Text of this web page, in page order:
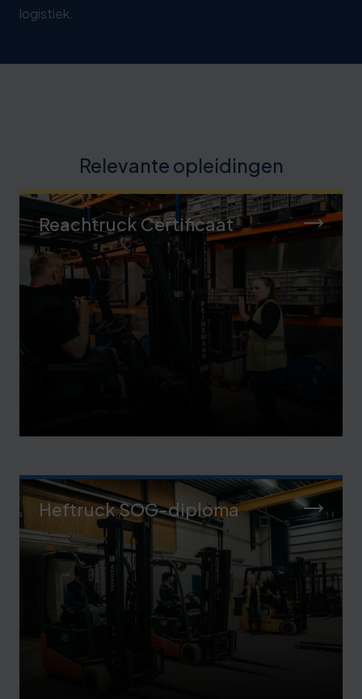
logistiek.
Relevante opleidingen
Reachtruck Certificaat
Heftruck SOG-diploma